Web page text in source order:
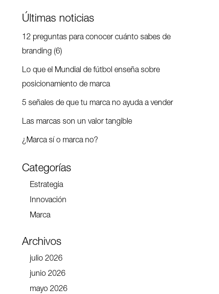
Últimas noticias
12 preguntas para conocer cuánto sabes de
branding (6)
Lo que el Mundial de fútbol enseña sobre
posicionamiento de marca
5 señales de que tu marca no ayuda a vender
Las marcas son un valor tangible
¿Marca sí o marca no?
Categorías
Estrategia
Innovación
Marca
Archivos
julio 2026
junio 2026
mayo 2026